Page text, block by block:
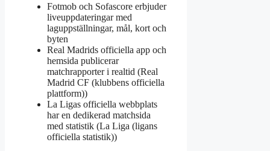
Fotmob och Sofascore erbjuder
liveuppdateringar med
laguppställningar, mål, kort och
byten
Real Madrids officiella app och
hemsida publicerar
matchrapporter i realtid (Real
Madrid CF (klubbens officiella
plattform))
La Ligas officiella webbplats
har en dedikerad matchsida
med statistik (La Liga (ligans
officiella statistik))